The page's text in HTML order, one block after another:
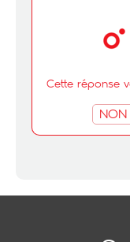
Cette réponse
NON